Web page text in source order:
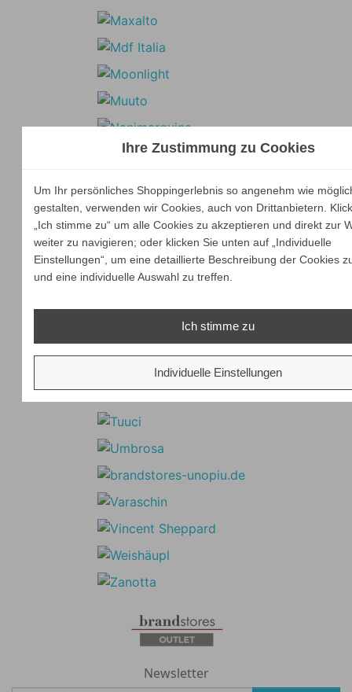
Newsletter
Ihre Zustimmung zu Cookies
Um Ihr persönliches Shoppingerlebnis so angenehm wie
gestalten, verwenden wir Cookies, auch von Drittanbietern.
„Ich stimme zu“ um alle Cookies zu akzeptieren und direkt zur
weiter zu navigieren; oder klicken Sie unten auf „Individuelle
Einstellungen“, um eine detaillierte Beschreibung der Cookies
und eine individuelle Auswahl zu treffen.
Ich stimme zu
Individuelle Einstellungen